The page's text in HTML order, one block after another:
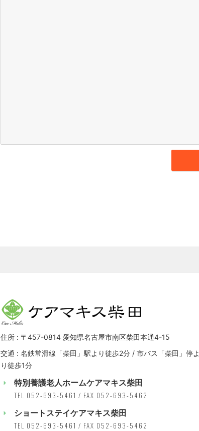
住所 : 〒457-0814 愛知県名古屋市南区柴田本通4-15
交通 : 名鉄常滑線「柴田」駅より徒歩2分 / 市バス「柴田」停よ
り徒歩1分
特別養護老人ホームケアマキス柴田
TEL 052-693-5461 / FAX 052-693-5462
ショートステイケアマキス柴田
TEL 052-693-5461 / FAX 052-693-5462